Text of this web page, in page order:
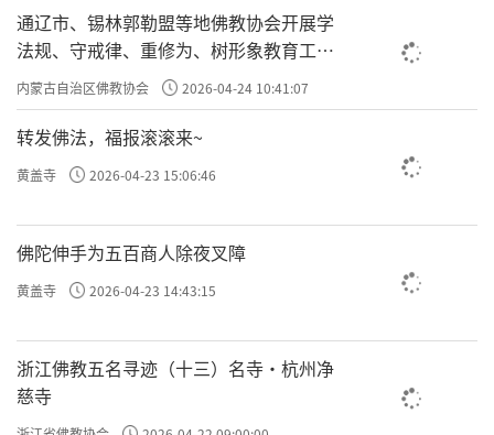
通辽市、锡林郭勒盟等地佛教协会开展学
法规、守戒律、重修为、树形象教育工作
专题学习会
内蒙古自治区佛教协会 2026-04-24 10:41:07
转发佛法，福报滚滚来~
黄盖寺 2026-04-23 15:06:46
佛陀伸手为五百商人除夜叉障
黄盖寺 2026-04-23 14:43:15
浙江佛教五名寻迹（十三）名寺·杭州净
慈寺